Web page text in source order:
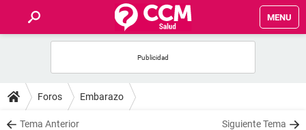
MENU
FOROS
SALUD
Foros Embarazo
Tema Anterior Siguiente Tema